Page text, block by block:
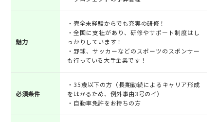
魅力
・完全未経験からでも充実の研修！
・全国に支社があり、研修やサポート制度はし
っかりしています！
・野球、サッカーなどのスポーツのスポンサー
も行っている大手企業です！
必須条件
・35歳以下の方（長期勤続によるキャリア形成
をはかるため、例外事由3号のイ）
・自動車免許をお持ちの方